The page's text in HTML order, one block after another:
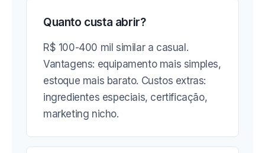
Quanto custa abrir?
R$ 100-400 mil similar a casual.
Vantagens: equipamento mais simples,
estoque mais barato. Custos extras:
ingredientes especiais, certificação,
marketing nicho.